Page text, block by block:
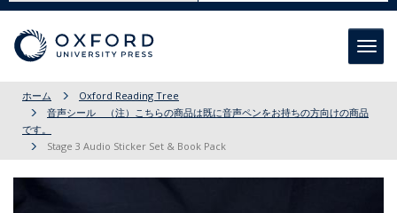
ホーム
Oxford Reading Tree
音声シール （注）こちらの商品は既に音声ペンをお持ちの方向けの商品
です。
Stage 3 Audio Sticker Set & Book Pack